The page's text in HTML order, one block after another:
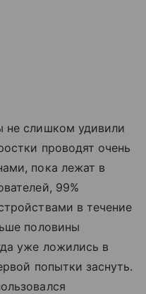
не слишком удивили
проводят очень
пока лежат в
99%
в течение
половины
уже ложились в
попытки заснуть.